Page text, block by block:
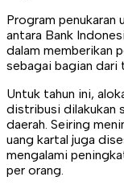
Program penukaran
antara Bank
dalam memberikan
sebagai bagian dari
Untuk tahun ini,
distribusi dilakukan
daerah. Seiring
uang kartal juga
mengalami
per orang.